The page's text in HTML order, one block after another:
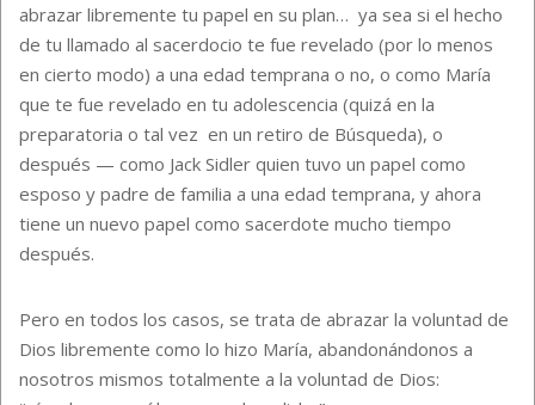
abrazar libremente tu papel en su plan… ya sea si el hecho
de tu llamado al sacerdocio te fue revelado (por lo menos
en cierto modo) a una edad temprana o no, o como María
que te fue revelado en tu adolescencia (quizá en la
preparatoria o tal vez en un retiro de Búsqueda), o
después — como Jack Sidler quien tuvo un papel como
esposo y padre de familia a una edad temprana, y ahora
tiene un nuevo papel como sacerdote mucho tiempo
después.
Pero en todos los casos, se trata de abrazar la voluntad de
Dios libremente como lo hizo María, abandonándonos a
nosotros mismos totalmente a la voluntad de Dios: